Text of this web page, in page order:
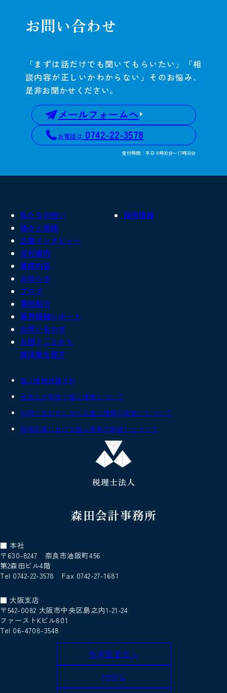
お問い合わせ
「まずは話だけでも聞いてもらいたい」「相
談内容が正しいかわからない」そのお悩み、
是非お聞かせください。
メールフォームへ
お電話は 0742-22-3578
受付時間：平日 8時30分〜17時30分
私たちの想い
強みと実績
企業インタビュー
会社案内
業務内容
お知らせ
ブログ
事例紹介
業界情報レポート
お問い合わせ
お困りごとから
解決策を探す
採用情報
個人情報保護方針
当法人が取扱う個人情報について
お問い合わせにおける個人情報の取扱いについて
採用応募における個人情報の取扱いについて
森田会計事務所
税理士法人
■ 本社
〒630-8247 奈良市油阪町456
第2森田ビル4階
Tel 0742-22-3578 Fax 0742-27-1681
■ 大阪支店
〒542-0082 大阪市中央区島之内1-21-24
ファーストKビル801
Tel 06-4708-3548
恒栄監査法人
MMPG